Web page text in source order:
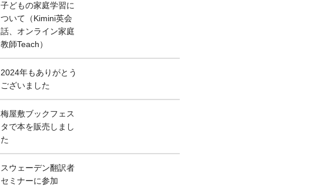
子どもの家庭学習に
ついて（Kimini英会
話、オンライン家庭
教師Teach）
2024年もありがとう
ございました
梅屋敷ブックフェス
タで本を販売しまし
た
スウェーデン翻訳者
セミナーに参加